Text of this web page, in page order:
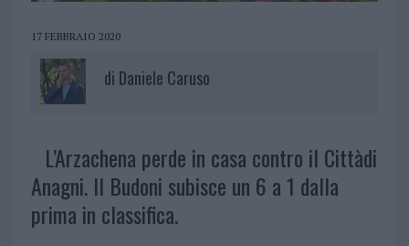
17 FEBBRAIO 2020
di Daniele Caruso
L’Arzachena perde in casa contro il Cittàdi
Anagni. Il Budoni subisce un 6 a 1 dalla
prima in classifica.